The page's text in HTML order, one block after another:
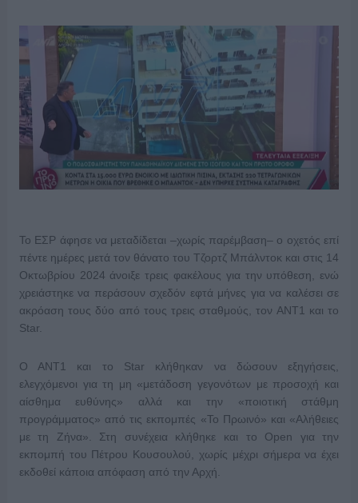
Το ΕΣΡ άφησε να μεταδίδεται –χωρίς παρέμβαση– ο οχετός επί
πέντε ημέρες μετά τον θάνατο του Τζορτζ Μπάλντοκ και στις 14
Οκτωβρίου 2024 άνοιξε τρεις φακέλους για την υπόθεση, ενώ
χρειάστηκε να περάσουν σχεδόν εφτά μήνες για να καλέσει σε
ακρόαση τους δύο από τους τρεις σταθμούς, τον ΑΝΤ1 και το
Star.
Ο ΑΝΤ1 και το Star κλήθηκαν να δώσουν εξηγήσεις,
ελεγχόμενοι για τη μη «μετάδοση γεγονότων με προσοχή και
αίσθημα ευθύνης» αλλά και την «ποιοτική στάθμη
προγράμματος» από τις εκπομπές «Το Πρωινό» και «Αλήθειες
με τη Ζήνα». Στη συνέχεια κλήθηκε και το Open για την
εκπομπή του Πέτρου Κουσουλού, χωρίς μέχρι σήμερα να έχει
εκδοθεί κάποια απόφαση από την Αρχή.